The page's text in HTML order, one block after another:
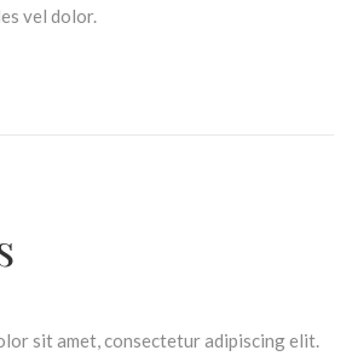
vel dolor.
sit amet, consectetur adipiscing elit.